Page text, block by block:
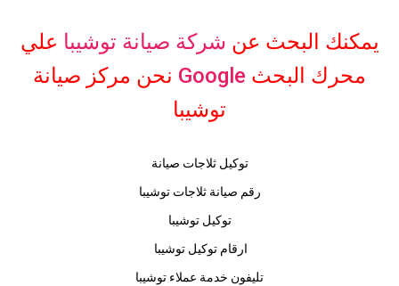
يمكنك البحث عن شركة صيانة توشيبا علي
محرك البحث Google نحن مركز صيانة
توشيبا
توكيل ثلاجات صيانة
رقم صيانة ثلاجات توشيبا
توكيل توشيبا
ارقام توكيل توشيبا
تليفون خدمة عملاء توشيبا